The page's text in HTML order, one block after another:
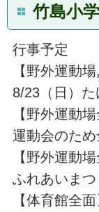
竹島小
行事予定
【野外運動
8/23（日）
【野外運動
運動会のた
【野外
ふれあいま
【体育館全